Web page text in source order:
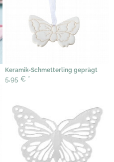
Keramik-Schmetterling geprägt
5,95 € *